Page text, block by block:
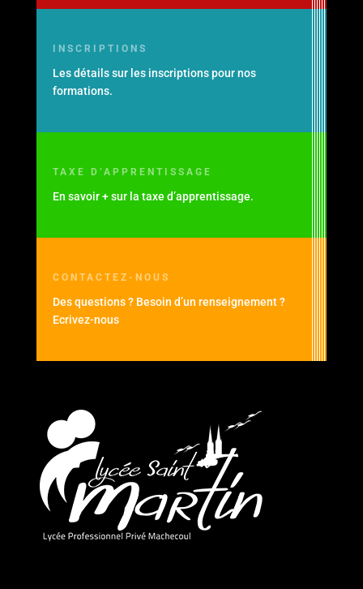
INSCRIPTIONS
Les détails sur les inscriptions pour nos
formations.
TAXE D’APPRENTISSAGE
En savoir + sur la taxe d’apprentissage.
CONTACTEZ-NOUS
Des questions ? Besoin d’un renseignement ?
Ecrivez-nous